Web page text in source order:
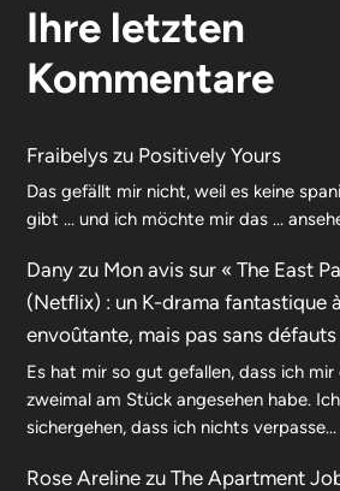
Ihre letzten
Kommentare
Fraibelys zu Positively Yours
Das gefällt mir nicht, weil es keine
gibt … und ich möchte mir das …
Dany zu Mon avis sur « The East
(Netflix) : un K-drama fantastique
envoûtante, mais pas sans défauts
Es hat mir so gut gefallen, dass ich mir
zweimal am Stück angesehen habe.
sichergehen, dass ich nichts verpasse…
Rose Areline zu The Apartment